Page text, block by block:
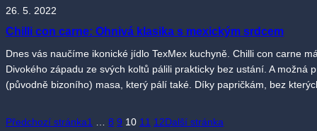
26. 5. 2022
Chilli con carne: Ohnivá klasika s mexickým srdcem
Dnes vás naučíme ikonické jídlo TexMex kuchyně. Chilli con carne
Divokého západu ze svých koltů pálili prakticky bez ustání. A
(původně bizoního) masa, který pálí také. Díky papričkám, bez
Předchozí stránka1 8 9 10 11 12Další stránka